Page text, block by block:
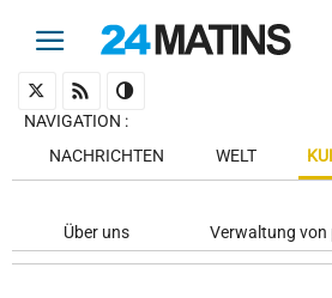
NAVIGATION :
NACHRICHTEN
WELT
Über uns Verwaltung von